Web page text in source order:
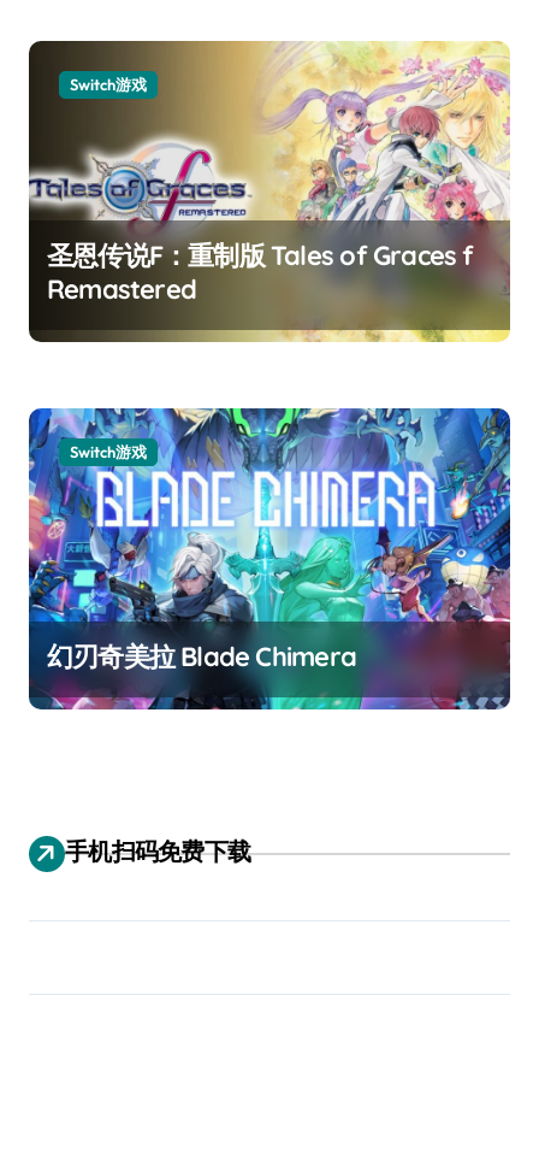
Switch游戏
圣恩传说F：重制版 Tales of Graces f
Remastered
Switch游戏
幻刃奇美拉 Blade Chimera
手机扫码免费下载